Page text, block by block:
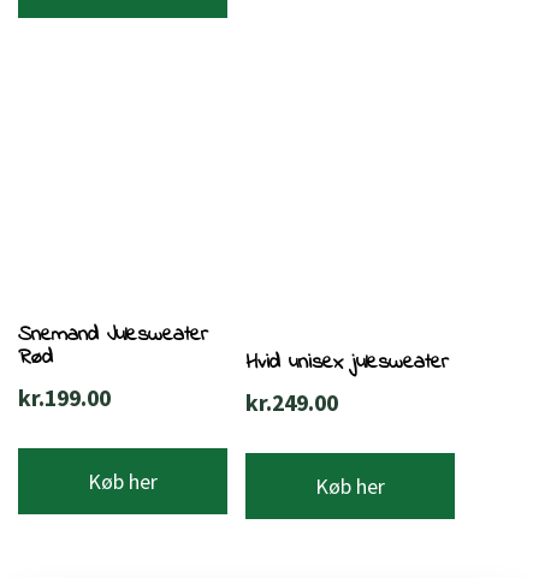
Snemand Julesweater
Rød
kr.199.00
Køb her
Hvid unisex julesweater
kr.249.00
Køb her